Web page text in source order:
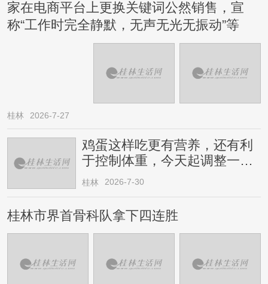
家在电商平台上更换关键词公然销售，宣
称“工作时完全静默，无声无光无振动”等
桂林 2026-7-27
鸡蛋这样吃更有营养，还有利
于控制体重，今天起调整一下
→
桂林 2026-7-30
桂林市界首骨科队拿下四连胜